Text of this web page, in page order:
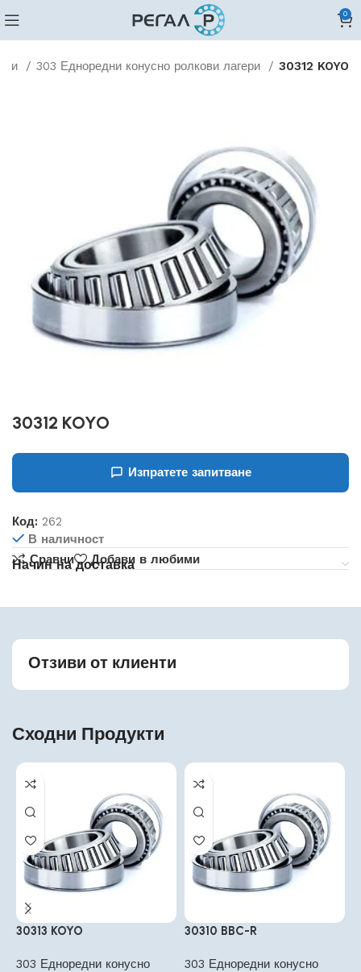
0
303 Едноредни конусно ролкови лагери 30312 KOYO
30312 KOYO
Изпратете запитване
Код:262
В наличност
Сравни
Добави в любими
Начин на доставка
Отзиви от клиенти
Сходни Продукти
30313 KOYO
303 Едноредни конусно
30310 BBC-R
303 Едноредни конусно